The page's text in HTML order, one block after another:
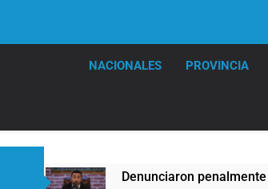
NACIONALES PROVINCIA
Denunciaron penalmente al abogado